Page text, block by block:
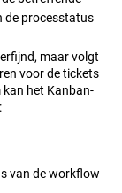
de processtatus
maar volgt
voor de tickets
kan het Kanban-
van de workflow